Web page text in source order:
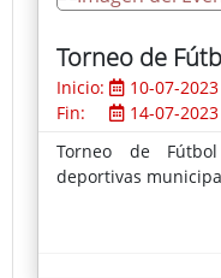
Torneo de
Inicio: 10-07-2023
Fin:
14-07-2023
Torneo de
deportivas